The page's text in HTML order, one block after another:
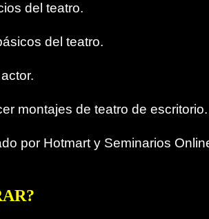
del teatro.
del teatro.
montajes de teatro de escritorio.
por Hotmart y Seminarios